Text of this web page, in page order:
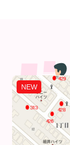
NEW